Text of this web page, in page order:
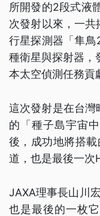
所開發的2段式液
次發射以來，一
行星探測器「隼
種衛星與探射器，
本太空偵測任務貢
這次發射是在台
的「種子島宇宙
後，成功地將搭
道，也是最後一次
JAXA理事長山川
也是最後的一枚